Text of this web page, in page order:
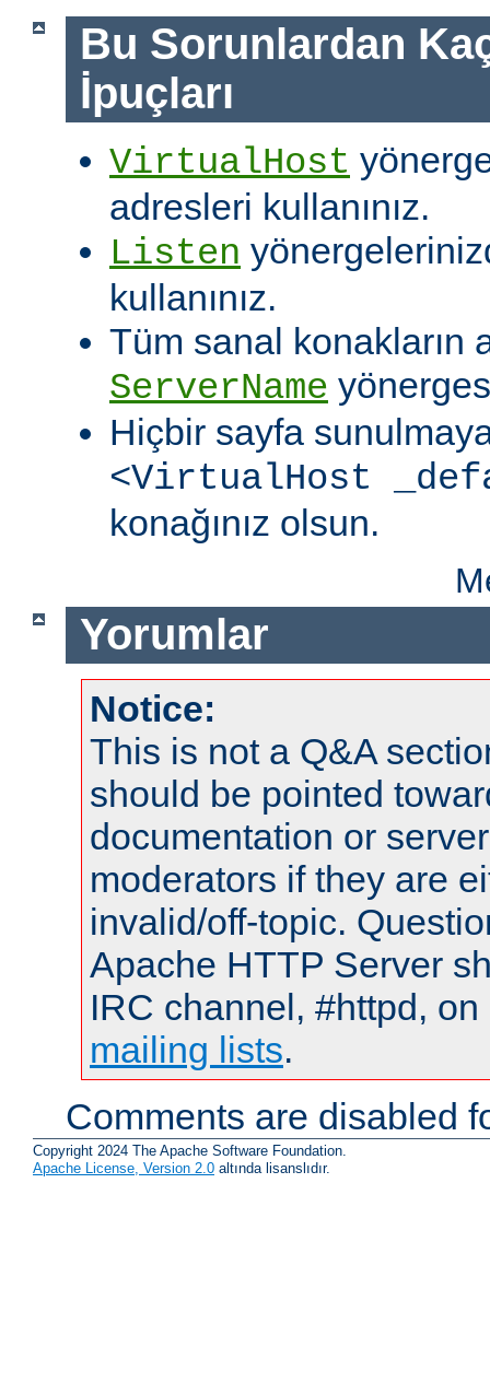
Bu Sorunlardan
İpuçları
VirtualHost
adresleri kullanınız.
Listen
kullanınız.
Tüm sanal konakların
ServerName
Hiçbir sayfa
<VirtualHost
konağınız olsun.
Yorumlar
Notice:
This is not a Q&A
should be pointed
documentation or
moderators if they are
invalid/off-topic.
Apache HTTP Server
IRC channel, #httpd,
mailing lists.
Comments are disabled
Copyright 2024 The Apache Software Foundation.
Apache License, Version 2.0 altında lisanslıdır.